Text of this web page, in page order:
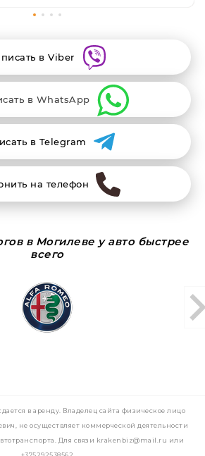
в Viber
в WhatsApp
в Telegram
на телефон
в Могилеве у авто быстрее
всего
в аренду. Владелец сайта физическое лицо
не осуществляет коммерческой деятельности
Для связи krakenbiz@mail.ru или